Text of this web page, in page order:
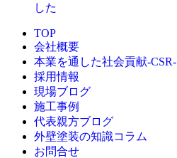
した
TOP
会社概要
本業を通した社会貢献-CSR-
採用情報
現場ブログ
施工事例
代表親方ブログ
外壁塗装の知識コラム
お問合せ